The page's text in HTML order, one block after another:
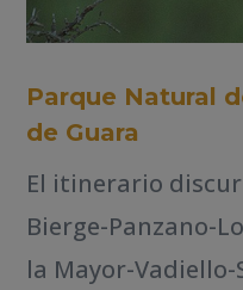
Parque Natural
de Guara
El itinerario
Bierge-Panzano-
la Mayor-Vadiello-